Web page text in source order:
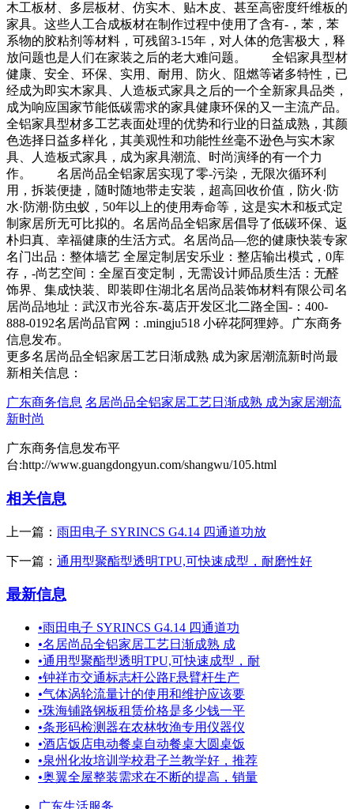
木工板材、多层板材、仿实木、贴木皮、甚至高密度纤维板的
家具。这些人工合成板材在制作过程中使用了含有-，苯，苯
系物的胶粘剂等材料，可残留3-15年，对人体的危害极大，释
放问题也是人们在家装之后的老大难问题。 全铝家具型材
健康、安全、环保、实用、耐用、防火、阻燃等诸多特性，已
经成为即实木家具、人造板式家具之后的一个全新家具品类，
成为响应国家节能低碳需求的家具健康环保的又一主流产品。
全铝家具型材多工艺表面处理的优势和行业的日益成熟，其颜
色选择日益多样化，其美观性和功能性丝毫不逊色与实木家
具、人造板式家具，成为家具潮流、时尚演绎的有一个力
作。 名居尚品全铝家居实现了零-污染，无限次循环利
用，拆装便捷，随时随地带走安装，超高回收价值，防火·防
水·防潮·防虫蚁，50年以上的使用寿命等，这是实木和板式定
制家居所无可比拟的。名居尚品全铝家居倡导了低碳环保、返
朴归真、幸福健康的生活方式。名居尚品—您的健康快装专家
名门出品：整体墙艺 全屋定制居安乐业：整店输出模式，0库
存，-尚艺空间：全屋百变定制，无需设计师品质生活：无醛
饰界、集成快装、即装即住湖北名居尚品装饰材料有限公司名
居尚品地址：武汉市光谷东-葛店开发区北二路全国-：400-
888-0192名居尚品官网：.mingju518 小碎花阿狸婷。广东商务
信息发布。
更多名居尚品全铝家居工艺日渐成熟 成为家居潮流新时尚最
新相关信息：
广东商务信息 名居尚品全铝家居工艺日渐成熟 成为家居潮流
新时尚
广东商务信息发布平
台:http://www.guangdongyun.com/shangwu/105.html
相关信息
上一篇： 雨田电子 SYRINCS G4.14 四通道功放
下一篇： 通用型聚酯型透明TPU,可快速成型，耐磨性好
最新信息
•雨田电子 SYRINCS G4.14 四通道功
•名居尚品全铝家居工艺日渐成熟 成
•通用型聚酯型透明TPU,可快速成型，耐
•钟祥市交通标志杆公路F悬臂杆生产
•气体涡轮流量计的使用和维护应该要
•珠海铺路钢板租赁价格是多少钱一平
•条形码检测器在农林牧渔专用仪器仪
•酒店饭店电动餐桌自动餐桌大圆桌饭
•泉州化妆培训学校君子兰教学好，推荐
•奥翼全屋整装需求在不断的提高，销量
广东生活服务